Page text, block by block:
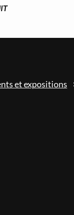
et expositions